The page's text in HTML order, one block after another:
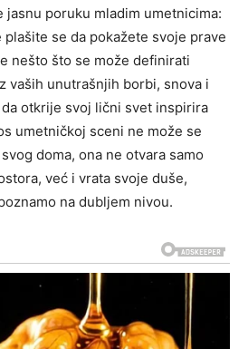
jasnu poruku mladim umetnicima:
se da pokažete svoje prave
nešto što se može definirati
vaših unutrašnjih borbi, snova i
otkrije svoj lični svet inspirira
umetničkoj sceni ne može se
doma, ona ne otvara samo
već i vrata svoje duše,
na dubljem nivou.